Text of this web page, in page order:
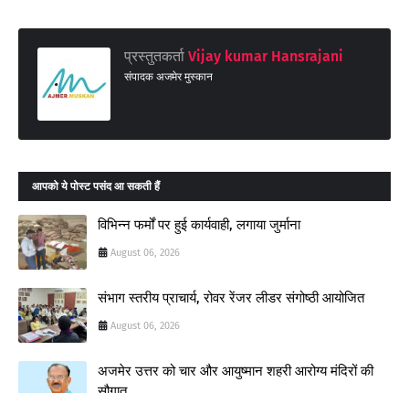
प्रस्तुतकर्ता Vijay kumar Hansrajani
संपादक अजमेर मुस्कान
आपको ये पोस्ट पसंद आ सकती हैं
विभिन्न फर्मों पर हुई कार्यवाही, लगाया जुर्माना
August 06, 2026
संभाग स्तरीय प्राचार्य, रोवर रेंजर लीडर संगोष्ठी आयोजित
August 06, 2026
अजमेर उत्तर को चार और आयुष्मान शहरी आरोग्य मंदिरों की